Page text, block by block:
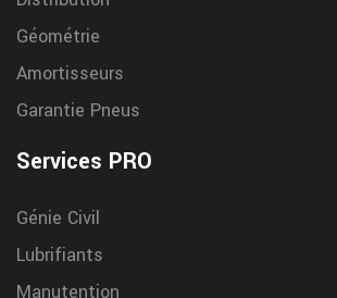
Géométrie
Amortisseurs
Garantie Pneus
Services PRO
Génie Civil
Lubrifiants
Manutention